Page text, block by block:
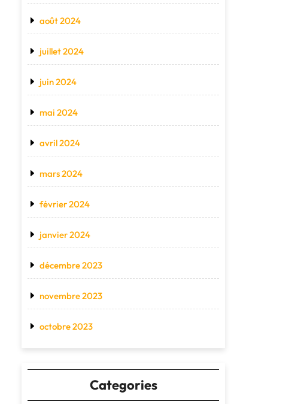
août 2024
juillet 2024
juin 2024
mai 2024
avril 2024
mars 2024
février 2024
janvier 2024
décembre 2023
novembre 2023
octobre 2023
Categories